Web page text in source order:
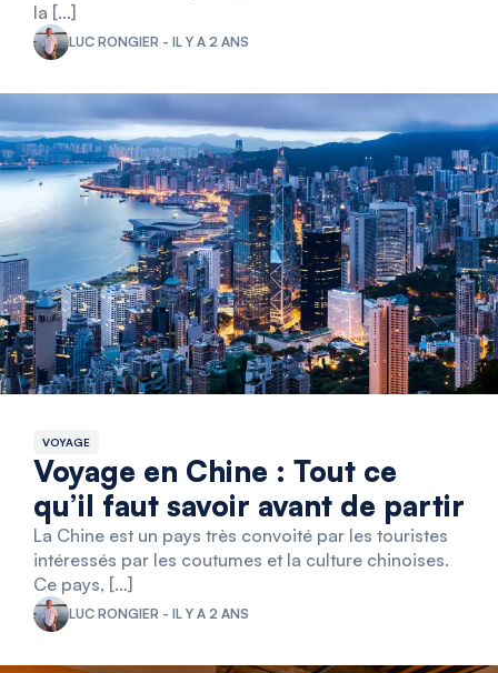
la […]
LUC RONGIER - IL Y A 2 ANS
VOYAGE
Voyage en Chine : Tout ce
qu’il faut savoir avant de partir
La Chine est un pays très convoité par les touristes
intéressés par les coutumes et la culture chinoises.
Ce pays, […]
LUC RONGIER - IL Y A 2 ANS